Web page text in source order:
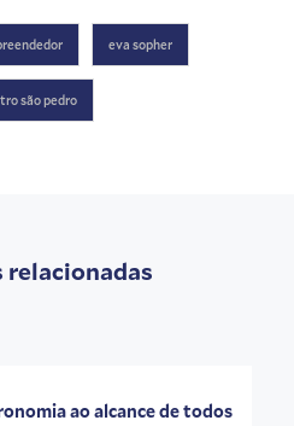
eva sopher
são pedro
ao alcance de todos